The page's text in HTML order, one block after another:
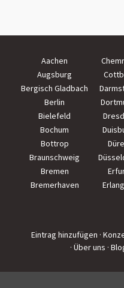
Aachen
Augsburg
Bergisch Gladbach
Berlin
Bielefeld
Bochum
Bottrop
Braunschweig
Bremen
Bremerhaven
Eintrag hinzufügen ·
· Über uns ·